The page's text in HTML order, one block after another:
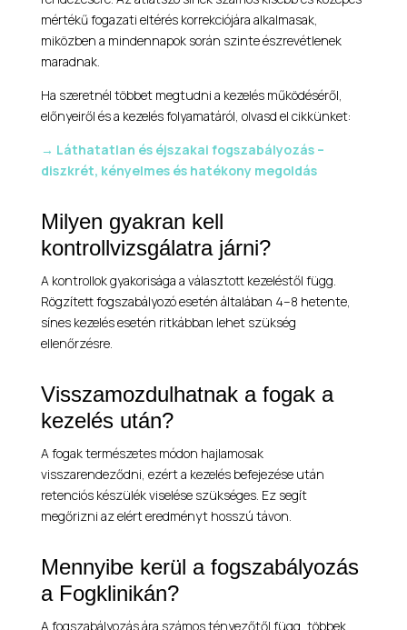
mértékű fogazati eltérés korrekciójára alkalmasak,
miközben a mindennapok során szinte észrevétlenek
maradnak.
Ha szeretnél többet megtudni a kezelés működéséről,
előnyeiről és a kezelés folyamatáról, olvasd el cikkünket:
→ Láthatatlan és éjszakai fogszabályozás –
diszkrét, kényelmes és hatékony megoldás
Milyen gyakran kell
kontrollvizsgálatra járni?
A kontrollok gyakorisága a választott kezeléstől függ.
Rögzített fogszabályozó esetén általában 4–8 hetente,
sínes kezelés esetén ritkábban lehet szükség
ellenőrzésre.
Visszamozdulhatnak a fogak a
kezelés után?
A fogak természetes módon hajlamosak
visszarendeződni, ezért a kezelés befejezése után
retenciós készülék viselése szükséges. Ez segít
megőrizni az elért eredményt hosszú távon.
Mennyibe kerül a fogszabályozás
a Fogklinikán?
A fogszabályozás ára számos tényezőtől függ, többek